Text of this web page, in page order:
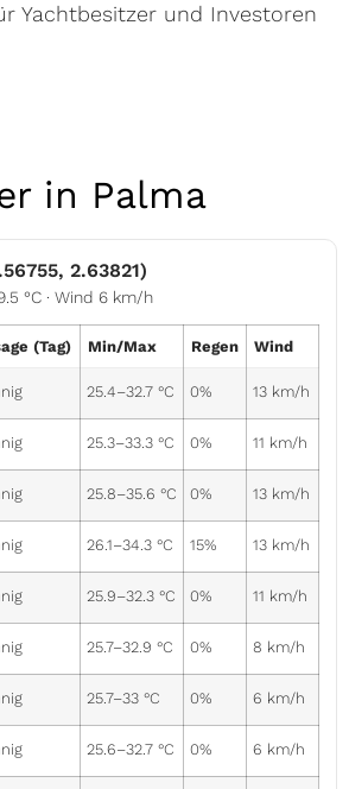
Yachtbesitzer und Investoren
in Palma
2.63821)
°C · Wind 6 km/h
(Tag) Min/Max Regen Wind
25.4–32.7 °C 0% 13 km/h
25.3–33.3 °C 0% 11 km/h
25.8–35.6 °C 0% 13 km/h
26.1–34.3 °C 15% 13 km/h
25.9–32.3 °C 0% 11 km/h
25.7–32.9 °C 0% 8 km/h
25.7–33 °C 0% 6 km/h
25.6–32.7 °C 0% 6 km/h